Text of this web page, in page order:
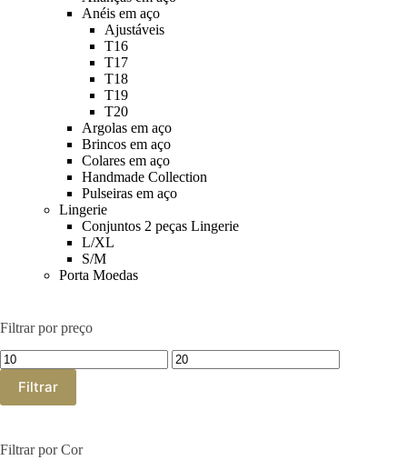
Anéis em aço
Ajustáveis
T16
T17
T18
T19
T20
Argolas em aço
Brincos em aço
Colares em aço
Handmade Collection
Pulseiras em aço
Lingerie
Conjuntos 2 peças Lingerie
L/XL
S/M
Porta Moedas
Filtrar por preço
Preço
mínimo
Preço
máximo
Filtrar
Filtrar por Cor